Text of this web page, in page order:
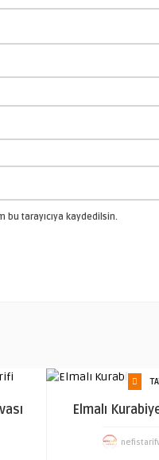
bu tarayıcıya kaydedilsin.
Elmalı